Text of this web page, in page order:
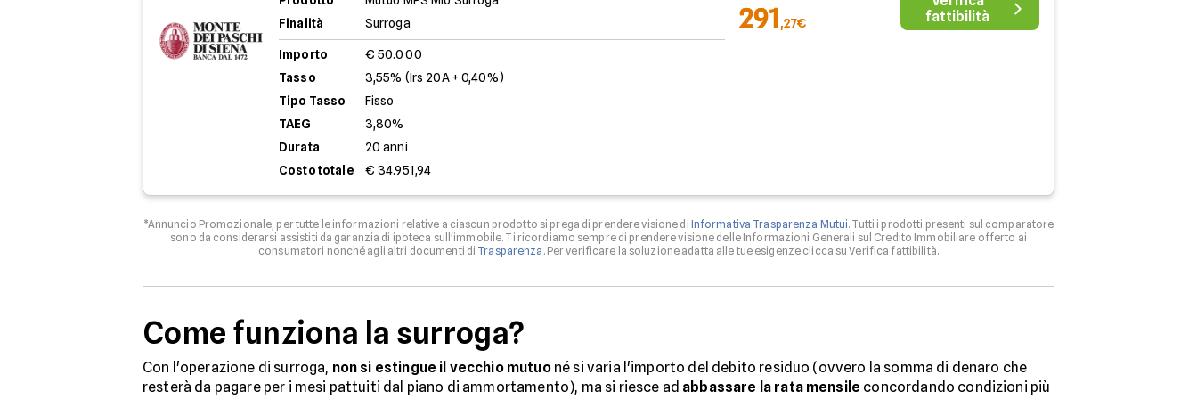
Finalità
Surroga
Importo
€ 50.000
Tasso
3,55% (Irs 20A + 0,40%)
Tipo Tasso
Fisso
TAEG
3,80%
Durata
20 anni
Costo totale
€ 34.951,94
291,27€
fattibilità
*Annuncio Promozionale, per tutte le informazioni relative a ciascun prodotto si prega di prendere visione di Informativa Trasparenza Mutui. Tutti i prodotti presenti sul comparatore
sono da considerarsi assistiti da garanzia di ipoteca sull'immobile. Ti ricordiamo sempre di prendere visione delle Informazioni Generali sul Credito Immobiliare offerto ai
consumatori nonché agli altri documenti di Trasparenza . Per verificare la soluzione adatta alle tue esigenze clicca su Verifica fattibilità.
Come funziona la surroga?
Con l'operazione di surroga, non si estingue il vecchio mutuoné si varia l'importo del debito residuo (ovvero la somma di denaro che
resterà da pagare per i mesi pattuiti dal piano di ammortamento), ma si riesce ad abbassare la rata mensile concordando condizioni più